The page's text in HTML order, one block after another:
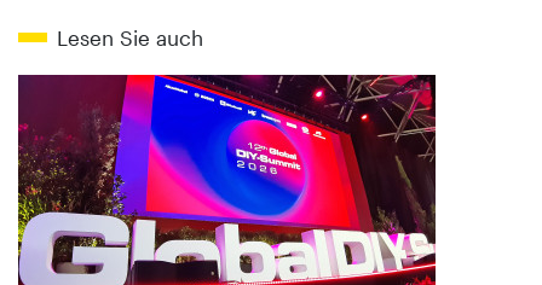
Lesen Sie auch